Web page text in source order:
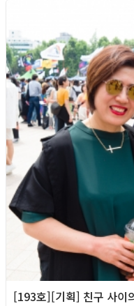
[193호][기획] 친구 사이